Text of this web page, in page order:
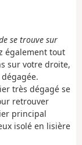
se trouve sur
également tout
sur votre droite,
très dégagé se
retrouver
principal
isolé en lisière